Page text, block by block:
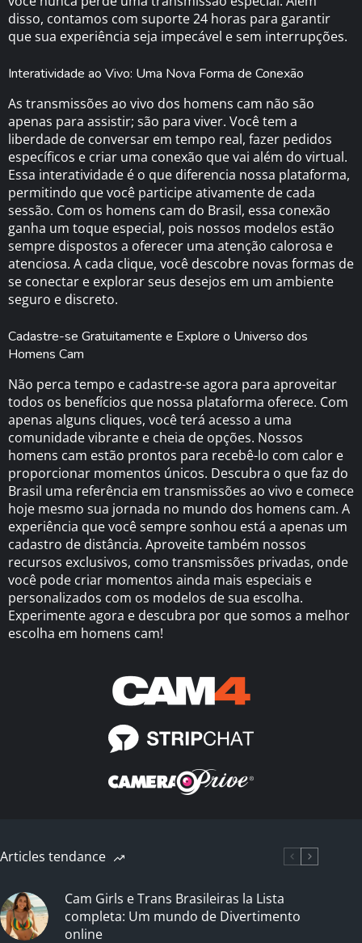
disso, contamos com suporte 24 horas para garantir
que sua experiência seja impecável e sem interrupções.
Interatividade ao Vivo: Uma Nova Forma de Conexão
As transmissões ao vivo dos homens cam não são
apenas para assistir; são para viver. Você tem a
liberdade de conversar em tempo real, fazer pedidos
específicos e criar uma conexão que vai além do virtual.
Essa interatividade é o que diferencia nossa plataforma,
permitindo que você participe ativamente de cada
sessão. Com os homens cam do Brasil, essa conexão
ganha um toque especial, pois nossos modelos estão
sempre dispostos a oferecer uma atenção calorosa e
atenciosa. A cada clique, você descobre novas formas de
se conectar e explorar seus desejos em um ambiente
seguro e discreto.
Cadastre-se Gratuitamente e Explore o Universo dos
Homens Cam
Não perca tempo e cadastre-se agora para aproveitar
todos os benefícios que nossa plataforma oferece. Com
apenas alguns cliques, você terá acesso a uma
comunidade vibrante e cheia de opções. Nossos
homens cam estão prontos para recebê-lo com calor e
proporcionar momentos únicos. Descubra o que faz do
Brasil uma referência em transmissões ao vivo e comece
hoje mesmo sua jornada no mundo dos homens cam. A
experiência que você sempre sonhou está a apenas um
cadastro de distância. Aproveite também nossos
recursos exclusivos, como transmissões privadas, onde
você pode criar momentos ainda mais especiais e
personalizados com os modelos de sua escolha.
Experimente agora e descubra por que somos a melhor
escolha em homens cam!
Articles tendance
Cam Girls e Trans Brasileiras la Lista
completa: Um mundo de Divertimento
online